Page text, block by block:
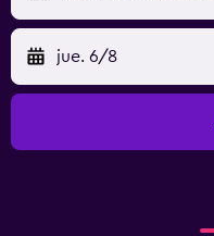
jue. 6/8